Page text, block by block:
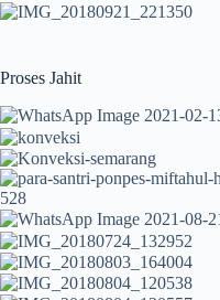
Proses Jahit